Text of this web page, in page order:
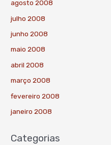
agosto 2008
julho 2008
junho 2008
maio 2008
abril 2008
março 2008
fevereiro 2008
janeiro 2008
Categorias